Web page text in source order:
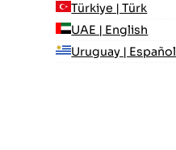
Türkiye | Türk
UAE | English
Uruguay | Español